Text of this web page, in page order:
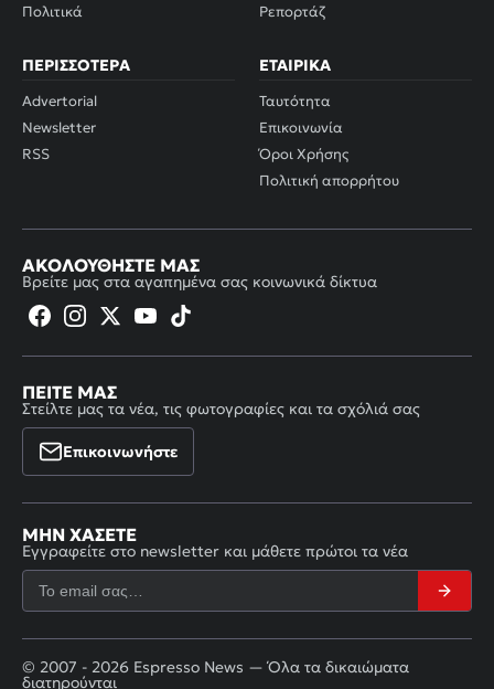
Πολιτικά
Ρεπορτάζ
ΠΕΡΙΣΣΌΤΕΡΑ
Advertorial
Newsletter
RSS
ΕΤΑΙΡΙΚΆ
Ταυτότητα
Επικοινωνία
Όροι Χρήσης
Πολιτική απορρήτου
ΑΚΟΛΟΥΘΉΣΤΕ ΜΑΣ
Βρείτε μας στα αγαπημένα σας κοινωνικά δίκτυα
ΠΕΊΤΕ ΜΑΣ
Στείλτε μας τα νέα, τις φωτογραφίες και τα σχόλιά σας
Επικοινωνήστε
ΜΗΝ ΧΆΣΕΤΕ
Εγγραφείτε στο newsletter και μάθετε πρώτοι τα νέα
© 2007 - 2026 Espresso News — Όλα τα δικαιώματα
διατηρούνται